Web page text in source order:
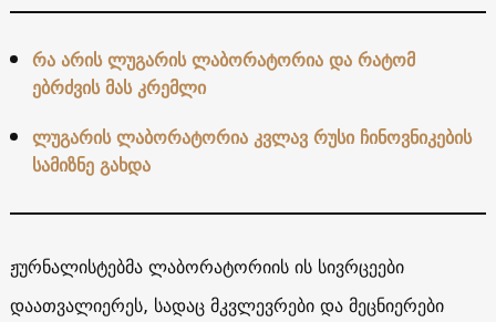
რა არის ლუგარის ლაბორატორია და რატომ
ებრძვის მას კრემლი
ლუგარის ლაბორატორია კვლავ რუსი ჩინოვნიკების
სამიზნე გახდა
ჟურნალისტებმა ლაბორატორიის ის სივრცეები
დაათვალიერეს, სადაც მკვლევრები და მეცნიერები